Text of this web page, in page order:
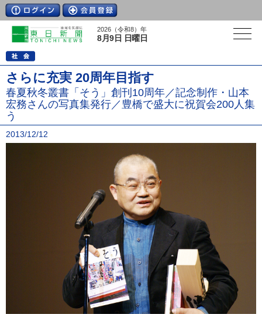
2026（令和8）年
8月9日 日曜日
さらに充実 20周年目指す
春夏秋冬叢書「そう」創刊10周年／記念制作・山本
宏務さんの写真集発行／豊橋で盛大に祝賀会200人集
う
2013/12/12